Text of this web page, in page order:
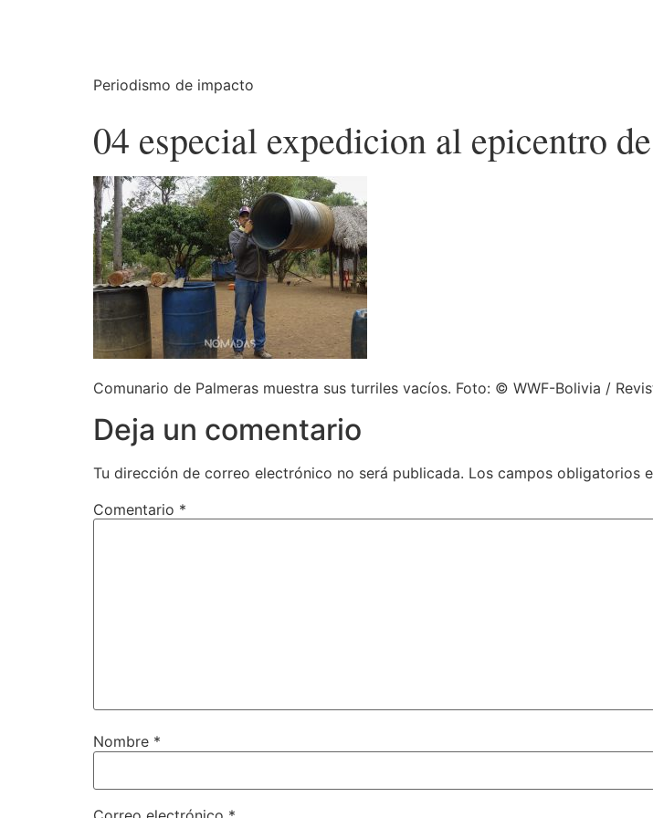
Periodismo de impacto
04 especial expedicion al epicentro
Comunario de Palmeras muestra sus turriles vacíos. Foto: © WWF-Bolivia /
Deja un comentario
Tu dirección de correo electrónico no será publicada. Los campos obligatorios
Comentario *
Nombre *